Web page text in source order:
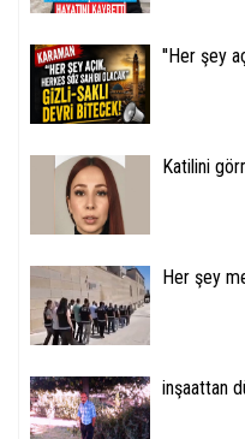
''Her şey
Katilini
Her şey
inşaattan